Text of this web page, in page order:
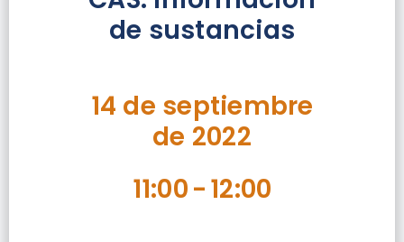
de sustancias
14 de septiembre
de 2022
11:00-12:00